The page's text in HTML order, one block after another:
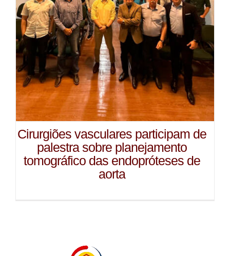
Cirurgiões vasculares participam de
palestra sobre planejamento
tomográfico das endopróteses de
aorta